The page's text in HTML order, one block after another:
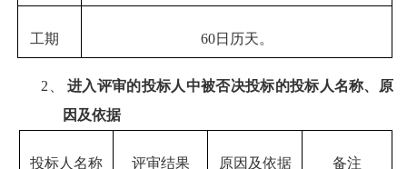
工期 60日历天。
2、进入评审的投标人中被否决投标的投标人名称、原
因及依据
投标人名称 评审结果 原因 及依据 备注